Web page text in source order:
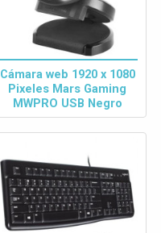
Cámara web 1920 x 1080
Pixeles Mars Gaming
MWPRO USB Negro